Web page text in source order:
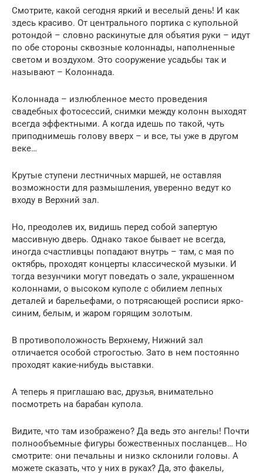
Смотрите, какой сегодня яркий и веселый день! И как
здесь красиво. От центрального портика с купольной
ротондой – словно раскинутые для объятия руки – идут
по обе стороны сквозные колоннады, наполненные
светом и воздухом. Это сооружение усадьбы так и
называют – Колоннада.
Колоннада – излюбленное место проведения
свадебных фотосессий, снимки между колонн выходят
всегда эффектными. А когда идешь по такой, чуть
приподнимешь голову вверх – и все, ты уже в другом
веке…
Крутые ступени лестничных маршей, не оставляя
возможности для размышления, уверенно ведут ко
входу в Верхний зал.
Но, преодолев их, видишь перед собой запертую
массивную дверь. Однако такое бывает не всегда,
иногда счастливцы попадают внутрь – там, с мая по
октябрь, проходят концерты классической музыки. И
тогда везунчики могут поведать о зале, украшенном
колоннами, о высоком куполе с обилием лепных
деталей и барельефами, о потрясающей росписи ярко-
синим, белым, и жаром горящим золотым.
В противоположность Верхнему, Нижний зал
отличается особой строгостью. Зато в нем постоянно
проходят какие-нибудь выставки.
А теперь я приглашаю вас, друзья, внимательно
посмотреть на барабан купола.
Видите, что там изображено? Да ведь это ангелы! Почти
полнообъемные фигуры божественных посланцев… Но
смотрите: они печальны и низко склонили головы. А
можете сказать, что у них в руках? Да, это факелы,